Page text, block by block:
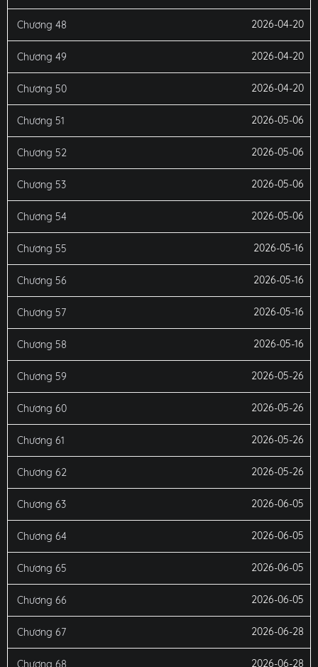
Chương 48 2026-04-20
Chương 49 2026-04-20
Chương 50 2026-04-20
Chương 51 2026-05-06
Chương 52 2026-05-06
Chương 53 2026-05-06
Chương 54 2026-05-06
Chương 55 2026-05-16
Chương 56 2026-05-16
Chương 57 2026-05-16
Chương 58 2026-05-16
Chương 59 2026-05-26
Chương 60 2026-05-26
Chương 61 2026-05-26
Chương 62 2026-05-26
Chương 63 2026-06-05
Chương 64 2026-06-05
Chương 65 2026-06-05
Chương 66 2026-06-05
Chương 67 2026-06-28
Chương 68 2026-06-28